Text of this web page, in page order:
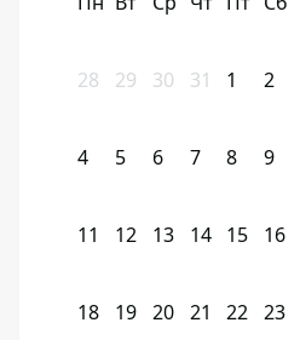
28 29 30 31 1 2
4 5 6 7 8 9
11 12 13 14 15 16
18 19 20 21 22 23